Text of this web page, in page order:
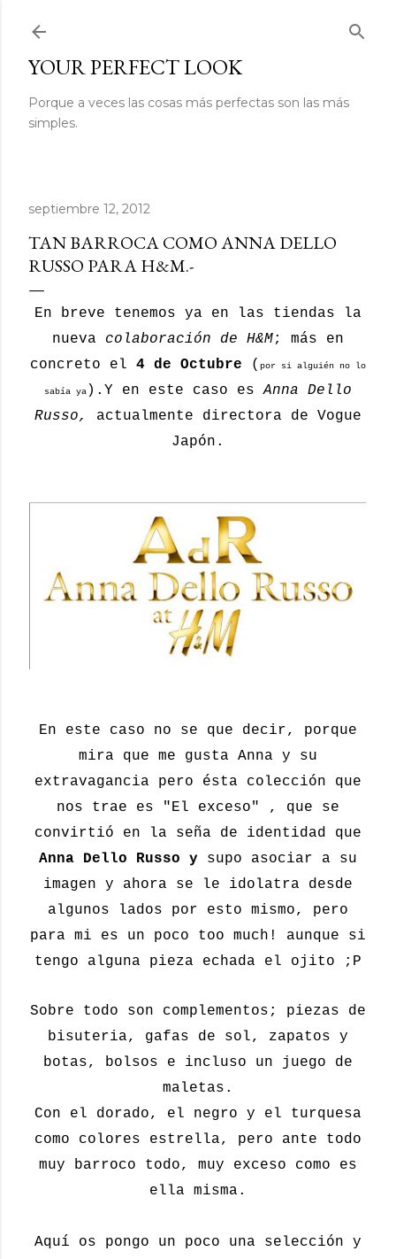
YOUR PERFECT LOOK
Porque a veces las cosas más perfectas son las más
simples.
septiembre 12, 2012
TAN BARROCA COMO ANNA DELLO
RUSSO PARA H&M.-
En breve tenemos ya en las tiendas la
nueva colaboración de H&M; más en
concreto el 4 de Octubre ( por si alguién no lo
sabía ya ).Y en este caso esAnna Dello
Russo,
actualmente directora de Vogue
Japón.
En este caso no se que decir, porque
mira que me gusta Anna y su
extravagancia pero ésta colección que
nos trae es "El exceso" , que se
convirtió en la seña de identidad que
Anna Dello Russo y supo asociar a su
imagen y ahora se le idolatra desde
algunos lados por esto mismo, pero
para mi es un poco too much! aunque si
tengo alguna pieza echada el ojito ;P
Sobre todo son complementos; piezas de
bisuteria, gafas de sol, zapatos y
botas, bolsos e incluso un juego de
maletas.
Con el dorado, el negro y el turquesa
como colores estrella, pero ante todo
muy barroco todo, muy exceso como es
ella misma.
Aquí os pongo un poco una selección y